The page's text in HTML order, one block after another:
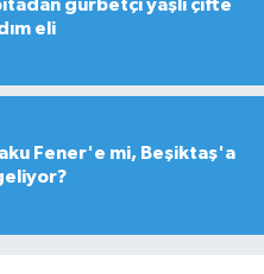
gurbetçi yaşlı çifte
eli
Fener'e mi, Beşiktaş'a